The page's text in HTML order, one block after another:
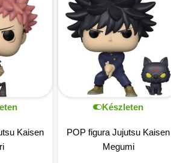
Kaisen
Készleten
POP figura Jujutsu Kaisen
Megumi